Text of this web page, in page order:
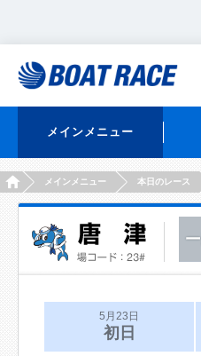
メインメニュー
HOMEメインメニュー 本日のレース
5月23日
初日